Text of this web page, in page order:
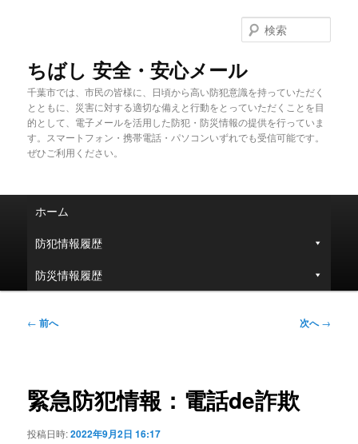
ちばし 安全・安心メール
千葉市では、市民の皆様に、日頃から高い防犯意識を持っていただく
とともに、災害に対する適切な備えと行動をとっていただくことを目
的として、電子メールを活用した防犯・防災情報の提供を行っていま
す。スマートフォン・携帯電話・パソコンいずれでも受信可能です。
ぜひご利用ください。
索
ュ
ホーム
防犯情報履歴
防災情報履歴
投
ゲ
ー
ョ
← 前へ 次へ→
緊急防犯情報：電話de詐欺
投稿日時:2022年9月2日 16:17